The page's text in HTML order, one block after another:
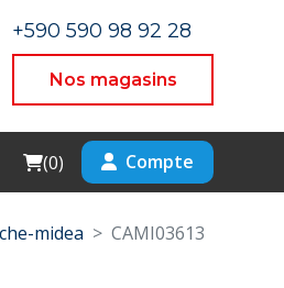
+590 590 98 92 28
Nos magasins
Cart
(0) Compte
midea CAMI03613